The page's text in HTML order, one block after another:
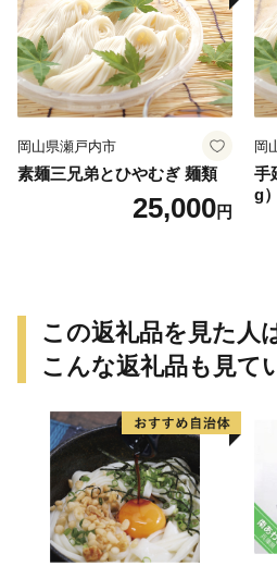
岡山県瀬戸内市
素麺三兄弟とひやむぎ 麺類
25,000円
岡
手
g
この返礼品を見た人
こんな返礼品も見て